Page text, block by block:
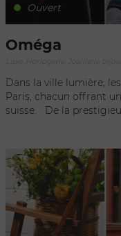
Ouvert
Oméga
Luxe, Horlogerie, Joaillerie
Dans la ville lumière,
Paris, chacun offrant
suisse. De la prestigieuse Rue de la Paix à l'emblématique
reflètent l'essence de
entre héritage et innovation. Au sein de ces
parisiens, les clients
qui traversent les
marqué l'exploration
la pointe de la